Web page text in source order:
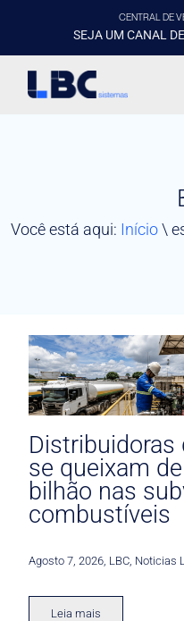
CENTRAL DE
SEJA UM CANAL
Você está aqui: Início\
Distribuidoras
se queixam
bilhão nas
combustíveis
Agosto 7, 2026 LBC Noticias
Leia mais